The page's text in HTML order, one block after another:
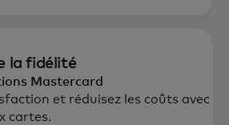
la fidélité
Mastercard
et réduisez les coûts avec
cartes.